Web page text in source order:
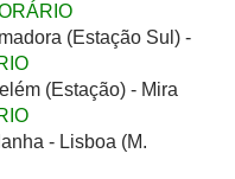
(Estação Sul) -
(Estação) - Mira
- Lisboa (M.